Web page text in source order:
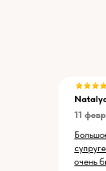
11
очень